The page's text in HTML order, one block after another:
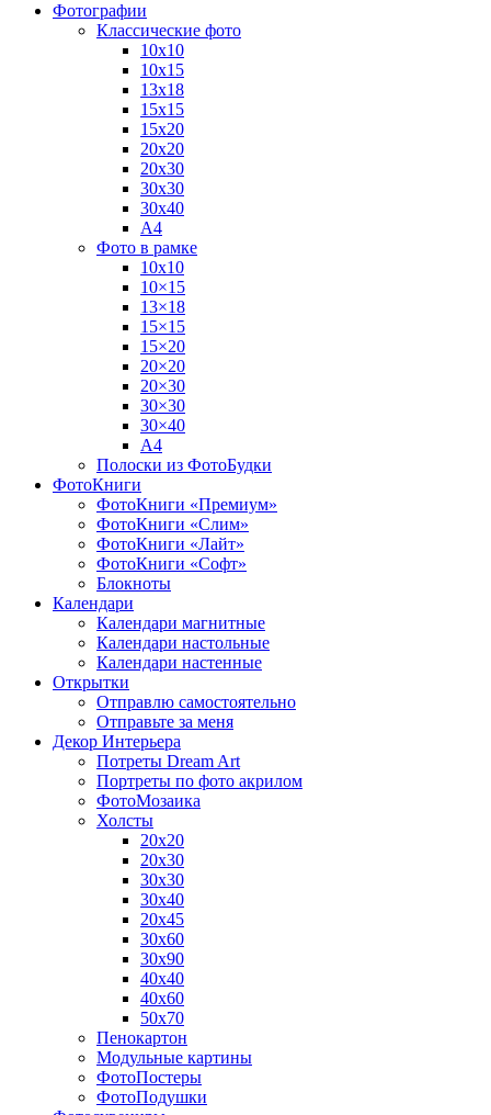
Фотографии
Классические фото
10х10
10х15
13х18
15х15
15х20
20х20
20х30
30х30
30х40
А4
Фото в рамке
10х10
10×15
13×18
15×15
15×20
20×20
20×30
30×30
30×40
A4
Полоски из ФотоБудки
ФотоКниги
ФотоКниги «Премиум»
ФотоКниги «Слим»
ФотоКниги «Лайт»
ФотоКниги «Софт»
Блокноты
Календари
Календари магнитные
Календари настольные
Календари настенные
Открытки
Отправлю самостоятельно
Отправьте за меня
Декор Интерьера
Потреты Dream Art
Портреты по фото акрилом
ФотоМозаика
Холсты
20х20
20х30
30х30
30х40
20х45
30х60
30х90
40х40
40х60
50х70
Пенокартон
Модульные картины
ФотоПостеры
ФотоПодушки